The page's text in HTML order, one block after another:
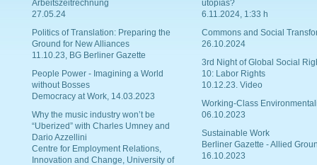
Arbeitszeitrechnung
27.05.24
Politics of Translation: Preparing the
Ground for New Alliances
11.10.23, BG Berliner Gazette
People Power - Imagining a World
without Bosses
Democracy at Work, 14.03.2023
Why the music industry won’t be
“Uberized” with Charles Umney and
Dario Azzellini
Centre for Employment Relations,
Innovation and Change, University of
utopías?
6.11.2024, 1:33 h
Commons and Social
26.10.2024
3rd Night of Global Social
10: Labor Rights
10.12.23. Video
Working-Class
06.10.2023
Sustainable Work
Berliner Gazette - Allied
16.10.2023